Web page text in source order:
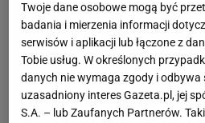
Twoje dane osobowe mogą być
badania i mierzenia informacji
serwisów i aplikacji lub łączone z
Tobie usług. W określonych
danych nie wymaga zgody i odbywa
uzasadniony interes Gazeta.pl, jej
S.A. – lub Zaufanych Partnerów.